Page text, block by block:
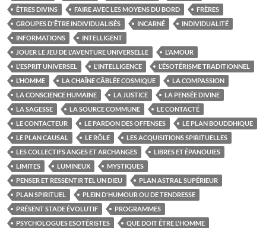
ÊTRES DIVINS FAIRE AVEC LES MOYENS DU BORD
FRÈRES
GROUPES D'ÊTRE INDIVIDUALISÉS
INCARNÉ
INDIVIDUALITÉ
INFORMATIONS
INTELLIGENT
JOUER LE JEU DE L'AVENTURE UNIVERSELLE
L'AMOUR
L'ESPRIT UNIVERSEL
L'INTELLIGENCE
L’ÉSOTÉRISME TRADITIONNEL
L’HOMME
LA CHAÎNE CÂBLÉE COSMIQUE
LA COMPASSION
LA CONSCIENCE HUMAINE
LA JUSTICE
LA PENSÉE DIVINE
LA SAGESSE
LA SOURCE COMMUNE
LE CONTACTÉ
LE CONTACTEUR
LE PARDON DES OFFENSES
LE PLAN BOUDDHIQUE
LE PLAN CAUSAL
LE RÔLE
LES ACQUISITIONS SPIRITUELLES
LES COLLECTIFS ANGES ET ARCHANGES
LIBRES ET ÉPANOUIES
LIMITES
LUMINEUX
MYSTIQUES
PENSER ET RESSENTIR TEL UN DIEU
PLAN ASTRAL SUPÉRIEUR
PLAN SPIRITUEL
PLEIN D'HUMOUR OU DE TENDRESSE
PRÉSENT STADE ÉVOLUTIF
PROGRAMMES
PSYCHOLOGUES ESOTÉRISTES
QUE DOIT ÊTRE L'HOMME